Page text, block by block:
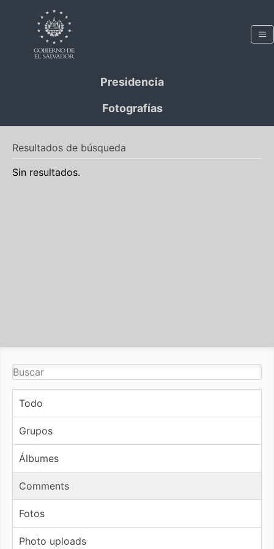
Presidencia
Fotografías
Resultados de búsqueda
Sin resultados.
Todo
Grupos
Álbumes
Comments
Fotos
Photo uploads